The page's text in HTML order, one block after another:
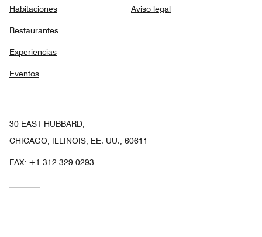
Habitaciones
Restaurantes
Experiencias
Eventos
Aviso legal
30 EAST HUBBARD,
CHICAGO, ILLINOIS, EE. UU., 60611
FAX: +1 312-329-0293